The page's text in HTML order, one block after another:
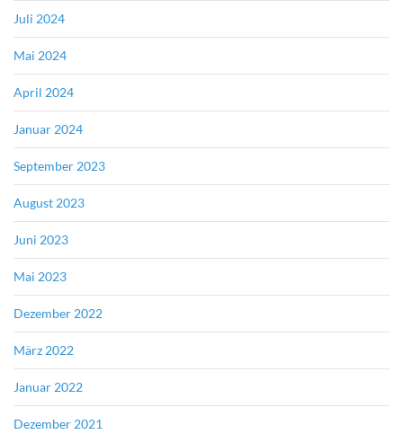
Juli 2024
Mai 2024
April 2024
Januar 2024
September 2023
August 2023
Juni 2023
Mai 2023
Dezember 2022
März 2022
Januar 2022
Dezember 2021